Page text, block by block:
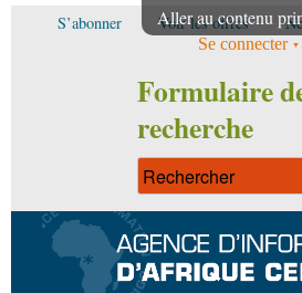
Aller au contenu
S’abonner Voir les offres
Se connecter
Formulaire
recherche